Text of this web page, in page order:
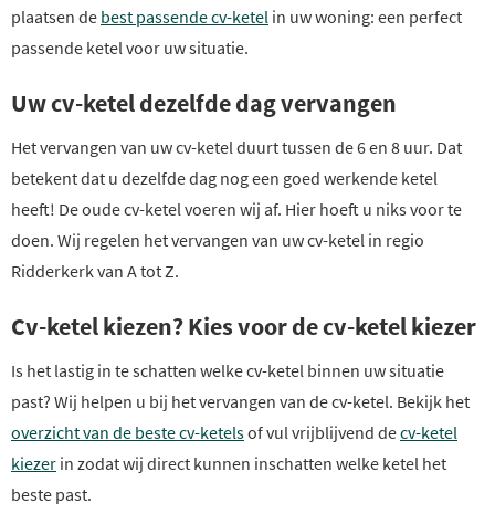
plaatsen de best passende cv-ketel in uw woning: een perfect
passende ketel voor uw situatie.
Uw cv-ketel dezelfde dag vervangen
Het vervangen van uw cv-ketel duurt tussen de 6 en 8 uur. Dat
betekent dat u dezelfde dag nog een goed werkende ketel
heeft! De oude cv-ketel voeren wij af. Hier hoeft u niks voor te
doen. Wij regelen het vervangen van uw cv-ketel in regio
Ridderkerk van A tot Z.
Cv-ketel kiezen? Kies voor de cv-ketel kiezer
Is het lastig in te schatten welke cv-ketel binnen uw situatie
past? Wij helpen u bij het vervangen van de cv-ketel. Bekijk het
overzicht van de beste cv-ketelsof vul vrijblijvend decv-ketel
kiezer in zodat wij direct kunnen inschatten welke ketel het
beste past.